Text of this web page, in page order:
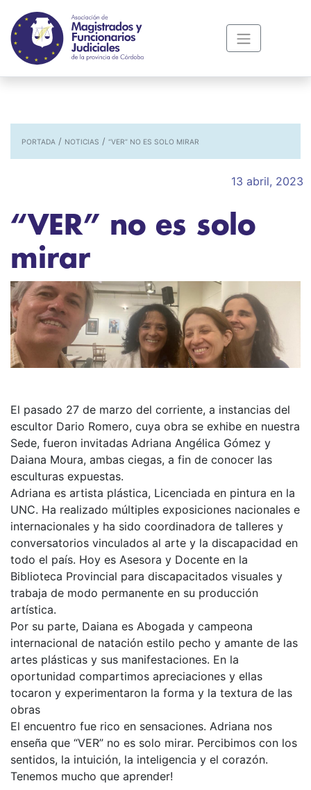
PORTADA / NOTICIAS / “VER” NO ES SOLO MIRAR
13 abril, 2023
“VER” no es solo
mirar
El pasado 27 de marzo del corriente, a instancias del
escultor Dario Romero, cuya obra se exhibe en nuestra
Sede, fueron invitadas Adriana Angélica Gómez y
Daiana Moura, ambas ciegas, a fin de conocer las
esculturas expuestas.
Adriana es artista plástica, Licenciada en pintura en la
UNC. Ha realizado múltiples exposiciones nacionales e
internacionales y ha sido coordinadora de talleres y
conversatorios vinculados al arte y la discapacidad en
todo el país. Hoy es Asesora y Docente en la
Biblioteca Provincial para discapacitados visuales y
trabaja de modo permanente en su producción
artística.
Por su parte, Daiana es Abogada y campeona
internacional de natación estilo pecho y amante de las
artes plásticas y sus manifestaciones. En la
oportunidad compartimos apreciaciones y ellas
tocaron y experimentaron la forma y la textura de las
obras
El encuentro fue rico en sensaciones. Adriana nos
enseña que “VER” no es solo mirar. Percibimos con los
sentidos, la intuición, la inteligencia y el corazón.
Tenemos mucho que aprender!